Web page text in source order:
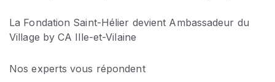
La Fondation Saint-Hélier devient Ambassadeur du
Village by CA Ille-et-Vilaine
Nos experts vous répondent